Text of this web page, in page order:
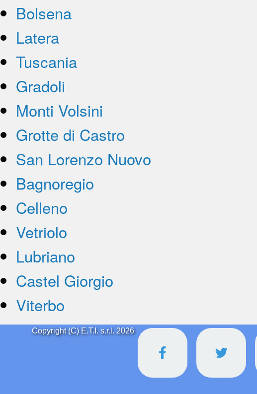
Bolsena
Latera
Tuscania
Gradoli
Monti Volsini
Grotte di Castro
San Lorenzo Nuovo
Bagnoregio
Celleno
Vetriolo
Lubriano
Castel Giorgio
Viterbo
Copyright (C) E.T.I. s.r.l. 2026